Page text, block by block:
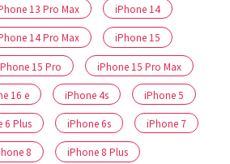
13 Pro Max iPhone 14
14 Pro Max iPhone 15
15 Pro iPhone 15 Pro Max
16 e iPhone 4s iPhone 5
6 Plus iPhone 6s iPhone 7
8 iPhone 8 Plus